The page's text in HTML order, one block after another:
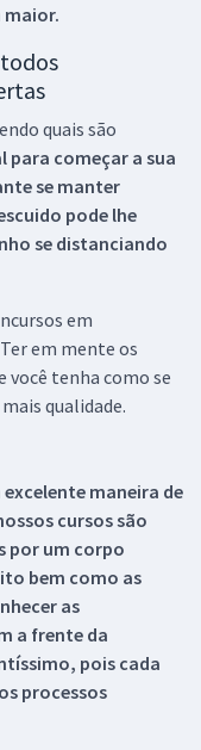
maior.
quais são
para começar a sua
se manter
pode lhe
se distanciando
em
em mente os
você tenha como se
qualidade.
maneira de
cursos são
por um corpo
bem como as
as
a frente da
pois cada
processos